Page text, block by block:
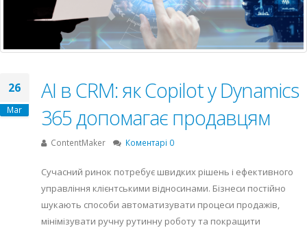
26
Mar
AI в CRM: як Copilot у Dynamics
365 допомагає продавцям
ContentMaker Коментарі 0
Сучасний ринок потребує швидких рішень і ефективного
управління клієнтськими відносинами. Бізнеси постійно
шукають способи автоматизувати процеси продажів,
мінімізувати ручну рутинну роботу та покращити